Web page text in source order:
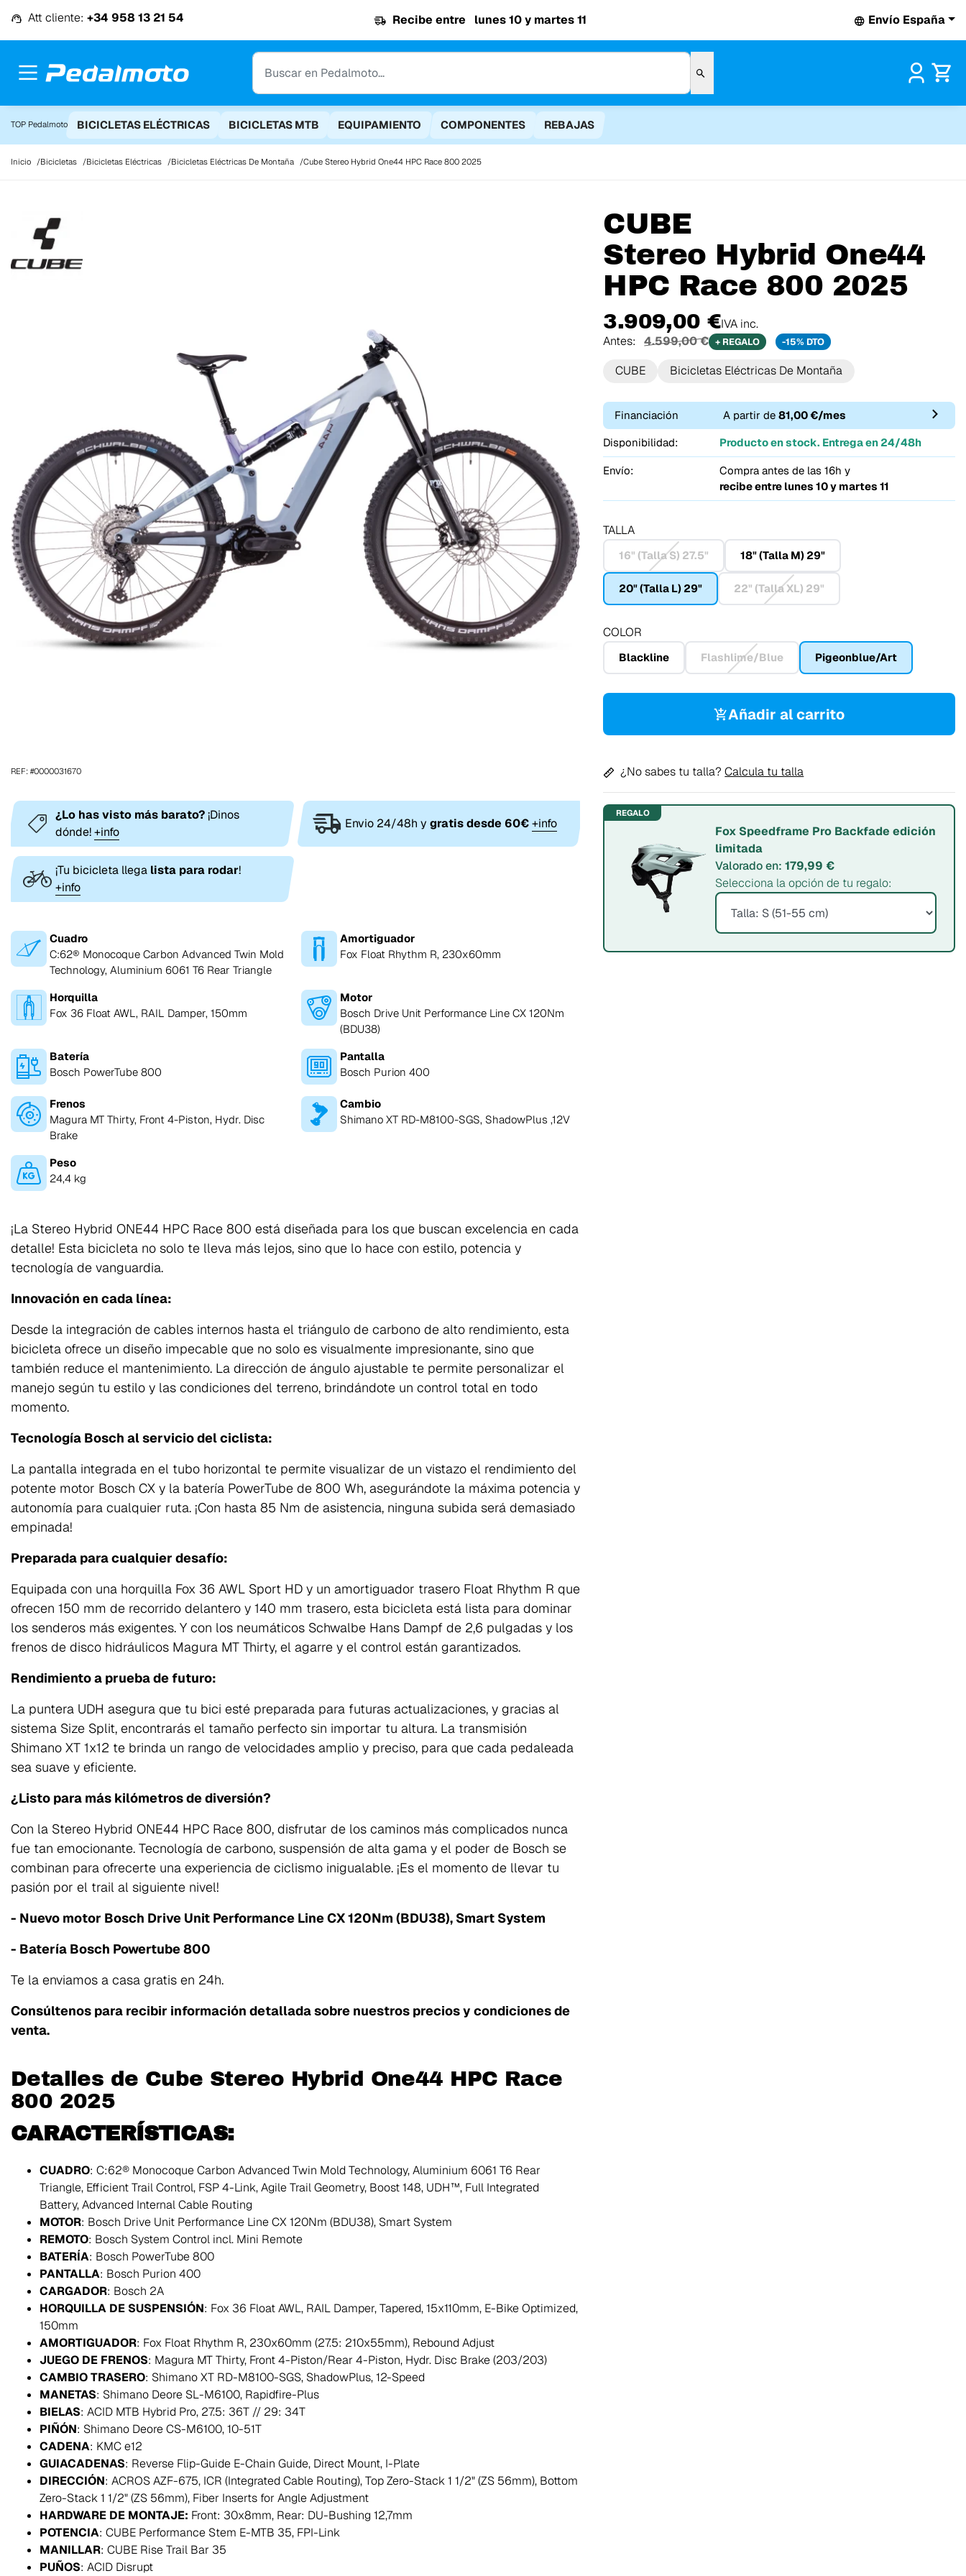
Att cliente: +34 958 13 21 54 Recibe entre lunes 10 y martes 11 Envío España
TOP Pedalmoto BICICLETAS ELÉCTRICAS BICICLETAS MTB EQUIPAMIENTO COMPONENTES REBAJAS
Inicio Bicicletas Bicicletas Eléctricas Bicicletas Eléctricas De Montaña Cube Stereo Hybrid One44 HPC Race 800 2025
CUBE
Stereo Hybrid One44
HPC Race 800 2025
3.909,00 €IVA inc.
Antes:
4.599,00 € + REGALO -15% DTO
CUBE Bicicletas Eléctricas De Montaña
Financiación A partir de81,00 €/mes
Disponibilidad:
Producto en stock. Entrega en 24/48h
Envío:
Compra antes de las 16h y
recibe entre lunes 10 y martes 11
TALLA
16" (Talla S) 27.5" 18" (Talla M) 29"
20" (Talla L) 29" 22" (Talla XL) 29"
COLOR
Blackline Flashlime/Blue Pigeonblue/Art
Añadir al carrito
¿No sabes tu talla?Calcula tu talla
REGALO
Fox Speedframe Pro Backfade edición
limitada
Valorado en:179,99 €
Selecciona la opción de tu regalo:
REF: #0000031670
¿Lo has visto más barato?¡Dinos
dónde!+info
Envio 24/48h y gratis desde 60€ +info
¡Tu bicicleta llega lista para rodar!
+info
Cuadro
C:62® Monocoque Carbon Advanced Twin Mold
Technology, Aluminium 6061 T6 Rear Triangle
Amortiguador
Fox Float Rhythm R, 230x60mm
Horquilla
Fox 36 Float AWL, RAIL Damper, 150mm
Motor
Bosch Drive Unit Performance Line CX 120Nm
(BDU38)
Batería
Bosch PowerTube 800
Pantalla
Bosch Purion 400
Frenos
Magura MT Thirty, Front 4-Piston, Hydr. Disc
Brake
Cambio
Shimano XT RD-M8100-SGS, ShadowPlus ,12V
Peso
24,4 kg
¡La Stereo Hybrid ONE44 HPC Race 800 está diseñada para los que buscan excelencia en cada
detalle! Esta bicicleta no solo te lleva más lejos, sino que lo hace con estilo, potencia y
tecnología de vanguardia.
Innovación en cada línea:
Desde la integración de cables internos hasta el triángulo de carbono de alto rendimiento, esta
bicicleta ofrece un diseño impecable que no solo es visualmente impresionante, sino que
también reduce el mantenimiento. La dirección de ángulo ajustable te permite personalizar el
manejo según tu estilo y las condiciones del terreno, brindándote un control total en todo
momento.
Tecnología Bosch al servicio del ciclista:
La pantalla integrada en el tubo horizontal te permite visualizar de un vistazo el rendimiento del
potente motor Bosch CX y la batería PowerTube de 800 Wh, asegurándote la máxima potencia y
autonomía para cualquier ruta. ¡Con hasta 85 Nm de asistencia, ninguna subida será demasiado
empinada!
Preparada para cualquier desafío:
Equipada con una horquilla Fox 36 AWL Sport HD y un amortiguador trasero Float Rhythm R que
ofrecen 150 mm de recorrido delantero y 140 mm trasero, esta bicicleta está lista para dominar
los senderos más exigentes. Y con los neumáticos Schwalbe Hans Dampf de 2,6 pulgadas y los
frenos de disco hidráulicos Magura MT Thirty, el agarre y el control están garantizados.
Rendimiento a prueba de futuro:
La puntera UDH asegura que tu bici esté preparada para futuras actualizaciones, y gracias al
sistema Size Split, encontrarás el tamaño perfecto sin importar tu altura. La transmisión
Shimano XT 1x12 te brinda un rango de velocidades amplio y preciso, para que cada pedaleada
sea suave y eficiente.
¿Listo para más kilómetros de diversión?
Con la Stereo Hybrid ONE44 HPC Race 800, disfrutar de los caminos más complicados nunca
fue tan emocionante. Tecnología de carbono, suspensión de alta gama y el poder de Bosch se
combinan para ofrecerte una experiencia de ciclismo inigualable. ¡Es el momento de llevar tu
pasión por el trail al siguiente nivel!
- Nuevo motor Bosch Drive Unit Performance Line CX 120Nm (BDU38), Smart System
- Batería Bosch Powertube 800
Te la enviamos a casa gratis en 24h.
Consúltenos para recibir información detallada sobre nuestros precios y condiciones de
venta.
Detalles de Cube Stereo Hybrid One44 HPC Race
800 2025
CARACTERÍSTICAS:
CUADRO: C:62® Monocoque Carbon Advanced Twin Mold Technology, Aluminium 6061 T6 Rear
Triangle, Efficient Trail Control, FSP 4-Link, Agile Trail Geometry, Boost 148, UDH™, Full Integrated
Battery, Advanced Internal Cable Routing
MOTOR: Bosch Drive Unit Performance Line CX 120Nm (BDU38), Smart System
REMOTO: Bosch System Control incl. Mini Remote
BATERÍA: Bosch PowerTube 800
PANTALLA: Bosch Purion 400
CARGADOR: Bosch 2A
HORQUILLA DE SUSPENSIÓN: Fox 36 Float AWL, RAIL Damper, Tapered, 15x110mm, E-Bike Optimized,
150mm
AMORTIGUADOR: Fox Float Rhythm R, 230x60mm (27.5: 210x55mm), Rebound Adjust
JUEGO DE FRENOS: Magura MT Thirty, Front 4-Piston/Rear 4-Piston, Hydr. Disc Brake (203/203)
CAMBIO TRASERO: Shimano XT RD-M8100-SGS, ShadowPlus, 12-Speed
MANETAS: Shimano Deore SL-M6100, Rapidfire-Plus
BIELAS: ACID MTB Hybrid Pro, 27.5: 36T // 29: 34T
PIÑÓN: Shimano Deore CS-M6100, 10-51T
CADENA: KMC e12
GUIACADENAS: Reverse Flip-Guide E-Chain Guide, Direct Mount, I-Plate
DIRECCIÓN: ACROS AZF-675, ICR (Integrated Cable Routing), Top Zero-Stack 1 1/2" (ZS 56mm), Bottom
Zero-Stack 1 1/2" (ZS 56mm), Fiber Inserts for Angle Adjustment
HARDWARE DE MONTAJE: Front: 30x8mm, Rear: DU-Bushing 12,7mm
POTENCIA: CUBE Performance Stem E-MTB 35, FPI-Link
MANILLAR: CUBE Rise Trail Bar 35
PUÑOS: ACID Disrupt